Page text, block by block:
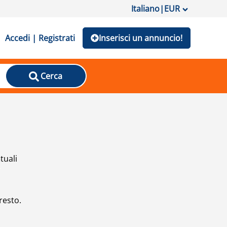
Italiano|EUR
Accedi | Registrati Inserisci un annuncio!
Cerca